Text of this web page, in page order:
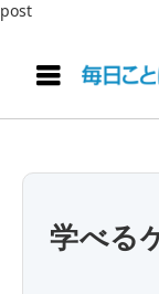
post
学べる